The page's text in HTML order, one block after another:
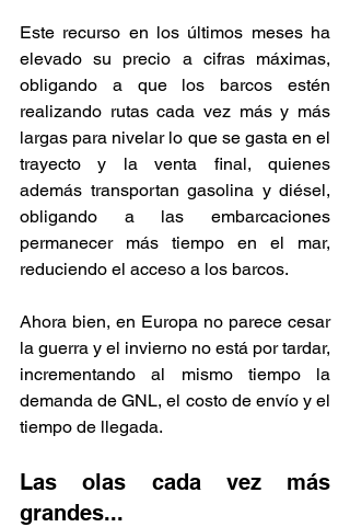
Este recurso en los últimos meses ha
elevado su precio a cifras máximas,
obligando a que los barcos estén
realizando rutas cada vez más y más
largas para nivelar lo que se gasta en el
trayecto y la venta final, quienes
además transportan gasolina y diésel,
obligando a las embarcaciones
permanecer más tiempo en el mar,
reduciendo el acceso a los barcos.
Ahora bien, en Europa no parece cesar
la guerra y el invierno no está por tardar,
incrementando al mismo tiempo la
demanda de GNL, el costo de envío y el
tiempo de llegada.
Las olas cada vez más
grandes...